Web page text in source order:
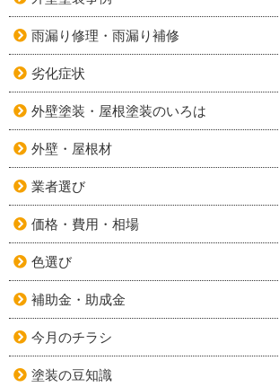
雨漏り修理・雨漏り補修
劣化症状
外壁塗装・屋根塗装のいろは
外壁・屋根材
業者選び
価格・費用・相場
色選び
補助金・助成金
今月のチラシ
塗装の豆知識